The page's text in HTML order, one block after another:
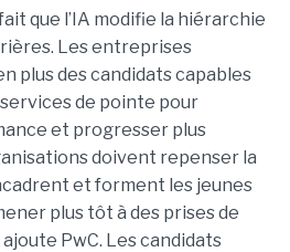
que l’IA modifie la hiérarchie
Les entreprises
plus des candidats capables
de pointe pour
et progresser plus
doivent repenser la
et forment les jeunes
plus tôt à des prises de
PwC. Les candidats